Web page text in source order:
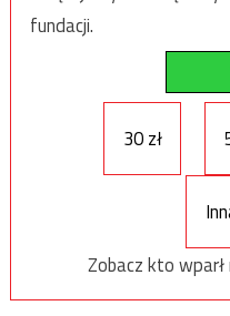
fundacji.
30 zł
Zobacz kto